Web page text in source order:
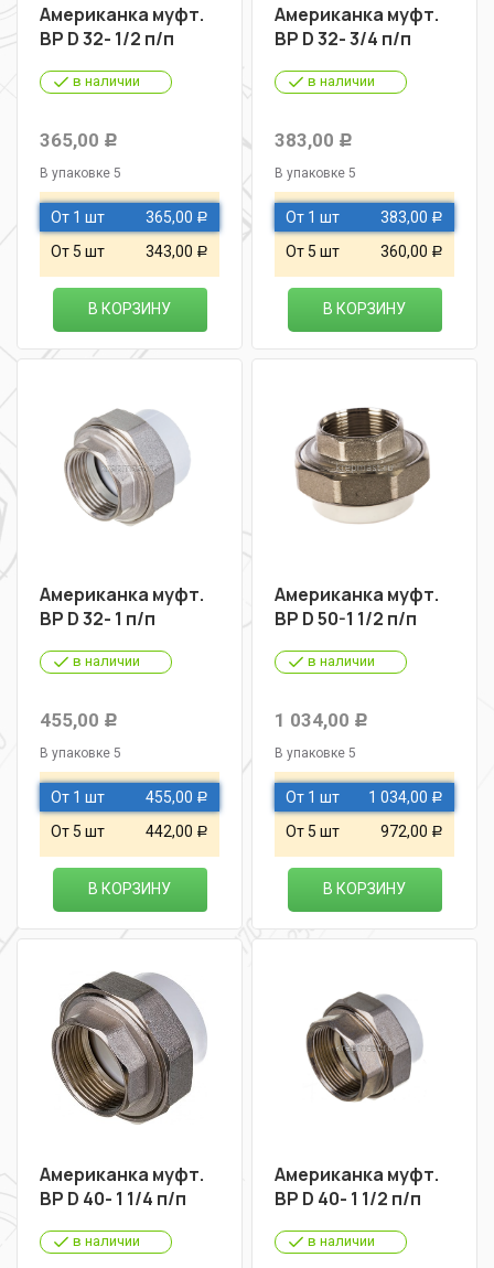
Американка муфт.
ВР D 32- 1/2 п/п
в наличии
365,00 Р
В упаковке 5
От 1 шт 365,00 Р
От 5 шт 343,00 Р
В КОРЗИНУ
Американка муфт.
ВР D 32- 3/4 п/п
в наличии
383,00 Р
В упаковке 5
От 1 шт 383,00 Р
От 5 шт 360,00 Р
В КОРЗИНУ
Американка муфт.
ВР D 32- 1 п/п
в наличии
455,00 Р
В упаковке 5
От 1 шт 455,00 Р
От 5 шт 442,00 Р
В КОРЗИНУ
Американка муфт.
ВР D 50-1 1/2 п/п
в наличии
1 034,00 Р
В упаковке 5
От 1 шт 1 034,00 Р
От 5 шт 972,00 Р
В КОРЗИНУ
Американка муфт.
ВР D 40- 1 1/4 п/п
в наличии
Американка муфт.
ВР D 40- 1 1/2 п/п
в наличии